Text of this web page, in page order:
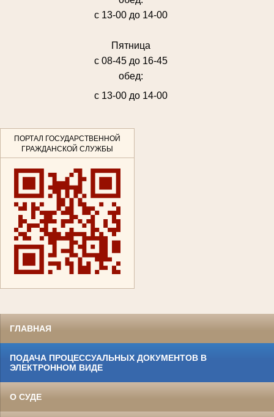
с 13-00 до 14-00
Пятница
с 08-45 до 16-45
обед:
с 13-00 до 14-00
ПОРТАЛ ГОСУДАРСТВЕННОЙ
ГРАЖДАНСКОЙ СЛУЖБЫ
ГЛАВНАЯ
ПОДАЧА ПРОЦЕССУАЛЬНЫХ ДОКУМЕНТОВ В
ЭЛЕКТРОННОМ ВИДЕ
О СУДЕ